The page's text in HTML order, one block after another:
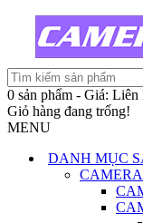
0 sản phẩm - Giá: Liên
Giỏ hàng đang trống!
MENU
DANH MỤC